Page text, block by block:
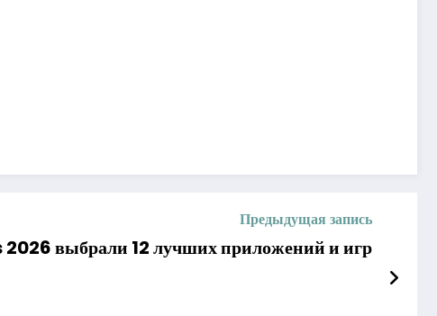
Предыдущая запись
выбрали 12 лучших приложений и игр